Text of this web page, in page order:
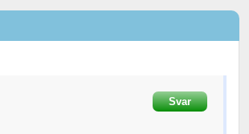
Svar